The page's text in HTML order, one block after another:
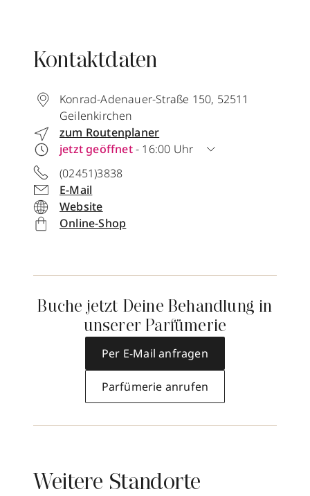
Kontaktdaten
Konrad-Adenauer-Straße 150, 52511
Geilenkirchen
zum Routenplaner
jetzt geöffnet- 16:00 Uhr
(02451)3838
E-Mail
Website
Online-Shop
Buche jetzt Deine Behandlung in
unserer Parfümerie
Per E-Mail anfragen
Parfümerie anrufen
Weitere Standorte